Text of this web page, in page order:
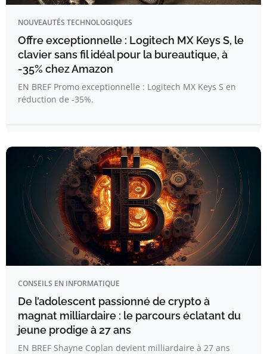
NOUVEAUTÉS TECHNOLOGIQUES
Offre exceptionnelle : Logitech MX Keys S, le
clavier sans fil idéal pour la bureautique, à
-35% chez Amazon
EN BREF Promo exceptionnelle : Logitech MX Keys S en
réduction de -35%.
CONSEILS EN INFORMATIQUE
De l’adolescent passionné de crypto à
magnat milliardaire : le parcours éclatant du
jeune prodige à 27 ans
EN BREF Shayne Coplan devient milliardaire à 27 ans